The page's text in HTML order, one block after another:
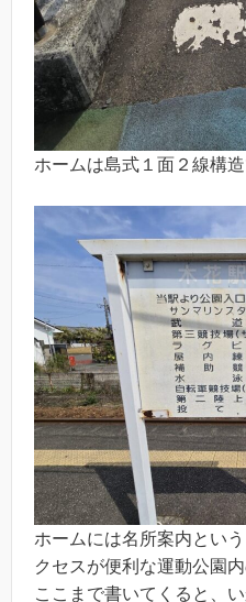
ホームは島式１面２線構
ホームには名所案内とい
クセスが便利な運動公園
ここまで書いてくると、